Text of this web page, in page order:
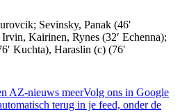
Sevinsky, Panak (46′
Kairinen, Rynes (32′ Echenna);
Kuchta), Haraslin (c) (76′
AZ-nieuws meerVolg ons in Google
terug in je feed, onder de